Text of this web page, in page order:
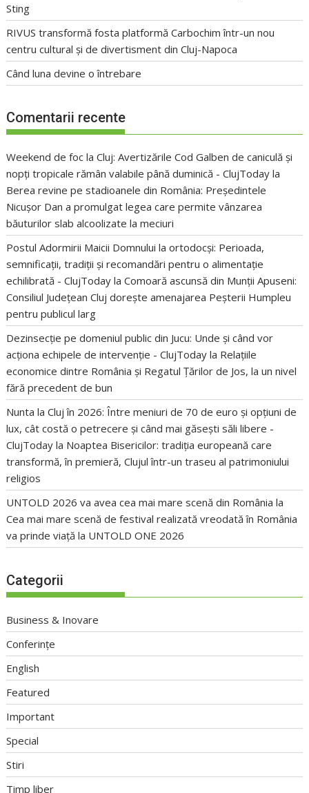
Sting
RIVUS transformă fosta platformă Carbochim într-un nou
centru cultural și de divertisment din Cluj-Napoca
Când luna devine o întrebare
Comentarii recente
Weekend de foc la Cluj: Avertizările Cod Galben de caniculă și
nopți tropicale rămân valabile până duminică - ClujToday la
Berea revine pe stadioanele din România: Președintele
Nicușor Dan a promulgat legea care permite vânzarea
băuturilor slab alcoolizate la meciuri
Postul Adormirii Maicii Domnului la ortodocși: Perioada,
semnificații, tradiții și recomandări pentru o alimentație
echilibrată - ClujToday laComoară ascunsă din Munții Apuseni:
Consiliul Județean Cluj dorește amenajarea Peșterii Humpleu
pentru publicul larg
Dezinsecție pe domeniul public din Jucu: Unde și când vor
acționa echipele de intervenție - ClujToday la Relațiile
economice dintre România și Regatul Țărilor de Jos, la un nivel
fără precedent de bun
Nunta la Cluj în 2026: Între meniuri de 70 de euro și opțiuni de
lux, cât costă o petrecere și când mai găsești săli libere -
ClujToday la Noaptea Bisericilor: tradiția europeană care
transformă, în premieră, Clujul într-un traseu al patrimoniului
religios
UNTOLD 2026 va avea cea mai mare scenă din România la
Cea mai mare scenă de festival realizată vreodată în România
va prinde viață la UNTOLD ONE 2026
Categorii
Business & Inovare
Conferințe
English
Featured
Important
Special
Stiri
Timp liber